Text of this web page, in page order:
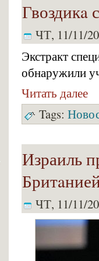
Гвоздикa
ЧТ, 11/11/
Экстракт
обнаружили
Читать далее
Tags:
Израиль
ЧТ, 11/11/